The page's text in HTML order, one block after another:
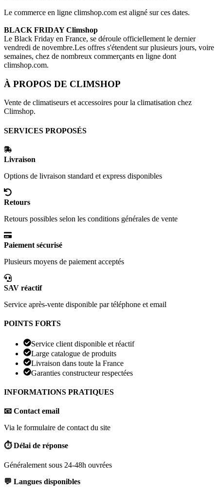
Le commerce en ligne climshop.com est aligné sur ces dates.
BLACK FRIDAYClimshop
Le Black Friday en France, se déroule officiellement le dernier
vendredi de novembre.Les offres s'étendent sur plusieurs jours, voire
semaines, chez de nombreux commerçants en ligne dont
climshop.com.
À PROPOS DE CLIMSHOP
Vente de climatiseurs et accessoires pour la climatisation chez
Climshop.
SERVICES PROPOSÉS
Livraison
Options de livraison standard et express disponibles
Retours
Retours possibles selon les conditions générales de vente
Paiement sécurisé
Plusieurs moyens de paiement acceptés
SAV réactif
Service après-vente disponible par téléphone et email
POINTS FORTS
Service client disponible et réactif
Large catalogue de produits
Livraison dans toute la France
Garanties constructeur respectées
INFORMATIONS PRATIQUES
📧 Contact email
Via le formulaire de contact du site
⏱️ Délai de réponse
Généralement sous 24-48h ouvrées
💬 Langues disponibles